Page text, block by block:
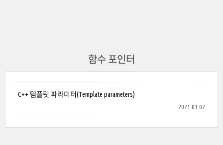
함수 포인터
C++ 템플릿 파라미터(Template parameters)
2021.01.02